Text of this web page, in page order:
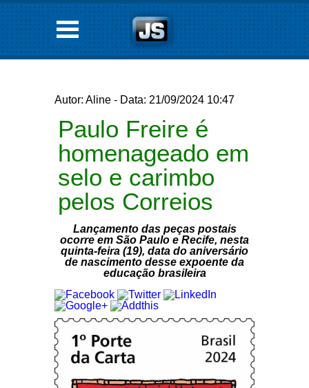
Autor: Aline - Data: 21/09/2024 10:47
Paulo Freire é
homenageado em
selo e carimbo
pelos Correios
Lançamento das peças postais
ocorre em São Paulo e Recife, nesta
quinta-feira (19), data do aniversário
de nascimento desse expoente da
educação brasileira